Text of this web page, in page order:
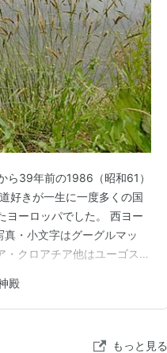
ら39年前の1986（昭和61）
好きが一生に一度多くの国
ヨーロッパでした。 西ヨー
・小文字はグーグルマッ
クロアチア他はユーゴスラ
。 当時人気の旅本”地球の
殿
もっと見る